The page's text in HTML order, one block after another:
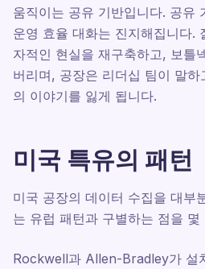
움직이는 공유 기반입니다. 공유
운영 효율 대화는 진지해집니다.
자적인 현실을 재구축하고, 보틀
버리며, 공장은 리더십 팀이 말
의 이야기를 잃게 됩니다.
미국 특유의 패턴
미국 공장의 데이터 수집을 대부
는 유럽 패턴과 구별하는 점을 몇
Rockwell과 Allen-Bradley가 설